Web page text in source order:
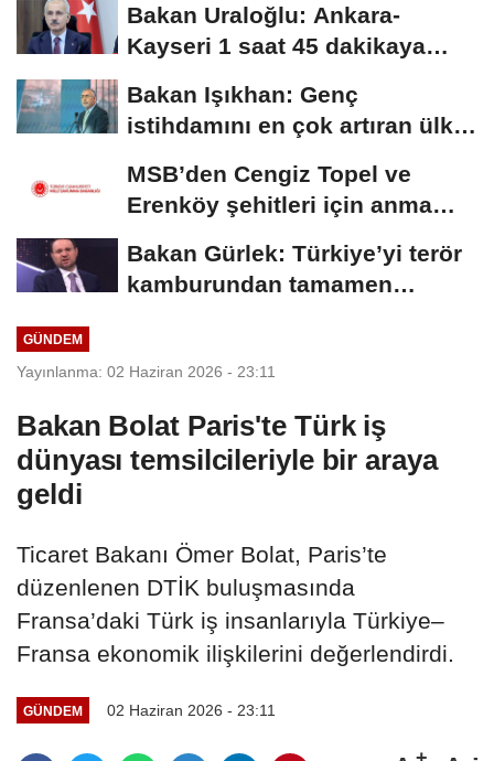
Bakan Uraloğlu: Ankara-
Kayseri 1 saat 45 dakikaya
Bakan Işıkhan: Genç
istihdamını en çok artıran ülke
MSB’den Cengiz Topel ve
Erenköy şehitleri için anma
Bakan Gürlek: Türkiye’yi terör
kamburundan tamamen
GÜNDEM
Yayınlanma: 02 Haziran 2026 - 23:11
Bakan Bolat Paris'te Türk iş
dünyası temsilcileriyle bir araya
geldi
Ticaret Bakanı Ömer Bolat, Paris’te
düzenlenen DTİK buluşmasında
Fransa’daki Türk iş insanlarıyla Türkiye–
Fransa ekonomik ilişkilerini değerlendirdi.
GÜNDEM 02 Haziran 2026 - 23:11